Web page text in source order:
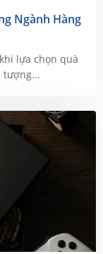
Ngành Hàng
lựa chọn quà
tượng...